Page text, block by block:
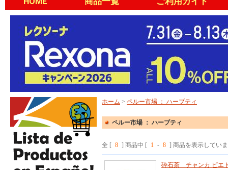
ホーム > ペルー市場 ： ハーブティ
ペルー市場 ： ハーブティ
全 [ 8 ] 商品中 [ 1 - 8 ] 商品を表示してい
砕石茶 チャンカ ピエ